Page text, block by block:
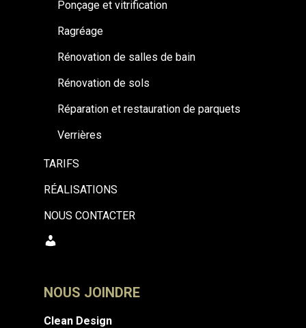
Ponçage et vitrification
Ragréage
Rénovation de salles de bain
Rénovation de sols
Réparation et restauration de parquets
Verrières
TARIFS
RÉALISATIONS
NOUS CONTACTER
NOUS JOINDRE
Clean Design